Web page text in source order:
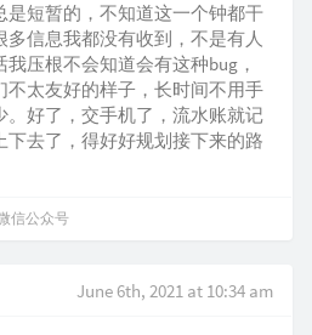
是短暂的，不知道这一个钟都干
多信息我都没有收到，不是有人
压根不会知道会有这种bug，
不太友好的样子，长时间不用手
。好了，交手机了，流水账就记
下去了，得好好规划接下来的路
信公众号
June 6th, 2021 at 10:34 am